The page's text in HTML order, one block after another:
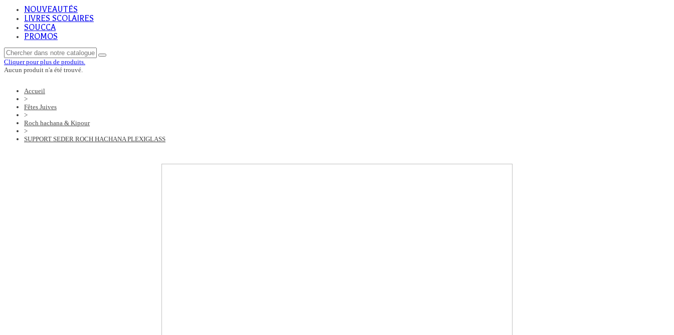
NOUVEAUTÉS
LIVRES SCOLAIRES
SOUCCA
PROMOS
Cliquer pour plus de produits.
Aucun produit n'a été trouvé.
Accueil
>
Fêtes Juives
>
Roch hachana & Kipour
>
SUPPORT SEDER ROCH HACHANA PLEXIGLASS